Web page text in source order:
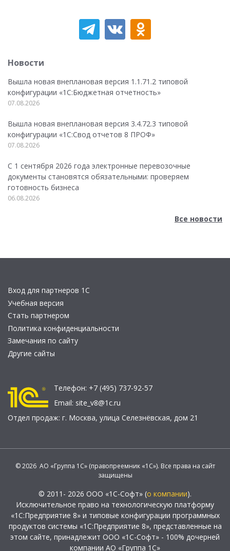
Новости
Вышла новая внеплановая версия 1.1.71.2 типовой
конфигурации «1C:Бюджетная отчетность»
07.08.2026
Вышла новая внеплановая версия 3.4.72.3 типовой
конфигурации «1C:Свод отчетов 8 ПРОФ»
07.08.2026
С 1 сентября 2026 года электронные перевозочные
документы становятся обязательными: проверяем
готовность бизнеса
06.08.2026
Все новости
Вход для партнеров 1С
Учебная версия
Стать партнером
Политика конфиденциальности
Замечания по сайту
Другие сайты
Телефон: +7 (495) 737-92-57
Email: site_v8@1c.ru
Отдел продаж: г. Москва, улица Селезнёвская, дом 21
© 2026 АО «Группа 1С» (правопреемник «1С»). Все права на сайт
защищены
© 2011- 2026 ООО «1С-Софт» (о компании).
Исключительное право на технологическую платформу
«1С:Предприятие 8» и типовые конфигурации программных
продуктов системы «1С:Предприятие 8», представленные на
этом сайте, принадлежит ООО «1С-Софт» - 100% дочерней
компании АО «Группа 1С»